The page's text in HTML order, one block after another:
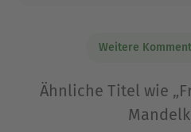
Weitere
Ähnliche Titel wie